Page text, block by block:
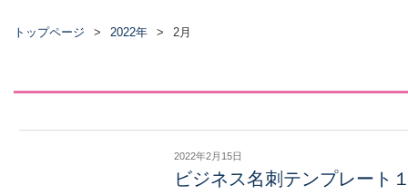
トップページ 2022年 2月
2022年2月15日
ビジネス名刺テンプレート